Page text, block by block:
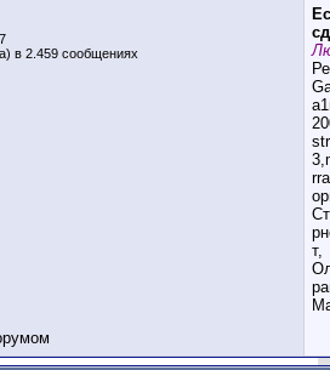
в 2.459 сообщениях
т,